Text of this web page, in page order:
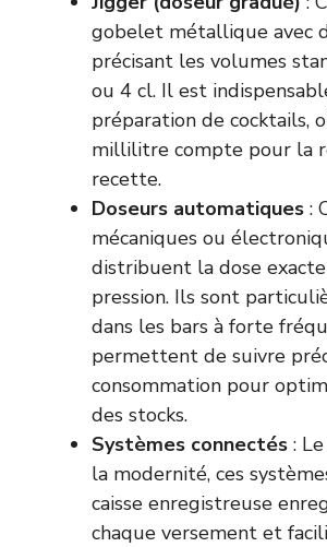
gobelet métallique avec
précisant les volumes
ou 4 cl. Il est
préparation de cocktails,
millilitre compte pour la
recette.
Doseurs automatiques :
mécaniques ou
distribuent la dose
pression. Ils sont
dans les bars à forte
permettent de suivre
consommation pour
des stocks.
Systèmes connectés :
la modernité, ces
caisse enregistreuse
chaque versement et